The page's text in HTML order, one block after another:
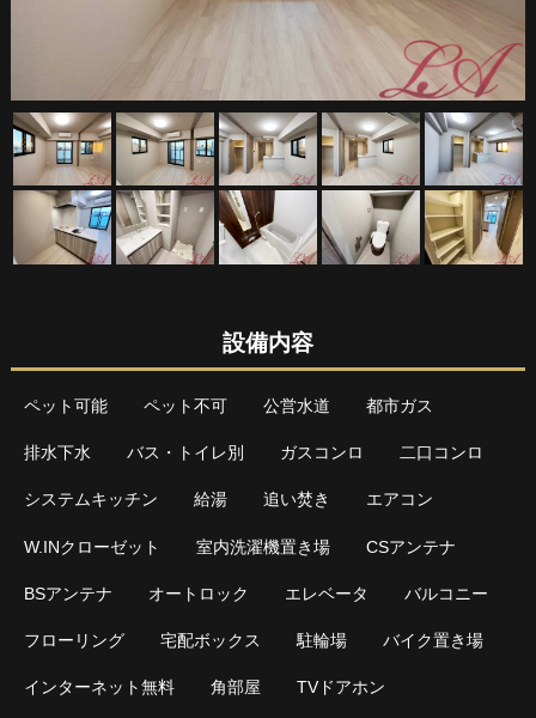
設備内容
ペット可能 ペット不可 公営水道 都市ガス
排水下水 バス・トイレ別 ガスコンロ 二口コンロ
システムキッチン 給湯 追い焚き エアコン
W.INクローゼット 室内洗濯機置き場 CSアンテナ
BSアンテナ オートロック エレベータ バルコニー
フローリング 宅配ボックス 駐輪場 バイク置き場
インターネット無料 角部屋 TVドアホン